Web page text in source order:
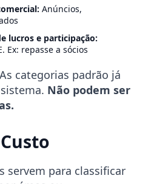
Anúncios,
lucros e participação:
Ex: repasse a sócios
As categorias padrão já
Não podem ser
servem para classificar